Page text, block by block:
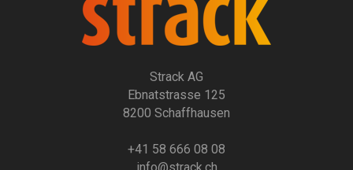
Strack AG
Ebnatstrasse 125
8200 Schaffhausen
+41 58 666 08 08